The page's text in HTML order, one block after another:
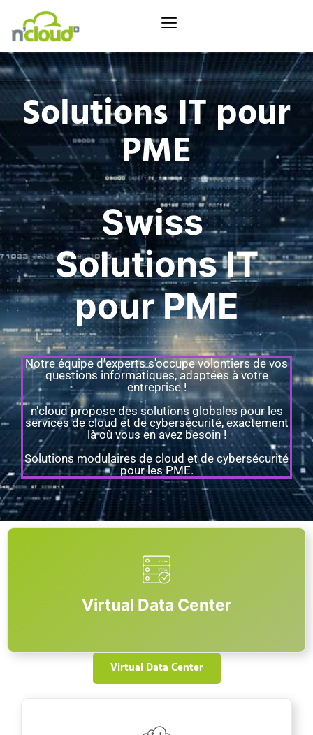
Solutions IT pour
PME
SwissQuality
Solutions IT
pour PME
Notre équipe d'experts s'occupe volontiers de vos
questions informatiques, adaptées à votre
entreprise !
n'cloud propose des solutions globales pour les
services de cloud et de cybersécurité, exactement
là où vous en avez besoin !
Solutions modulaires de cloud et de cybersécurité
pour les PME.
Virtual Data Center
Virtual Data Center